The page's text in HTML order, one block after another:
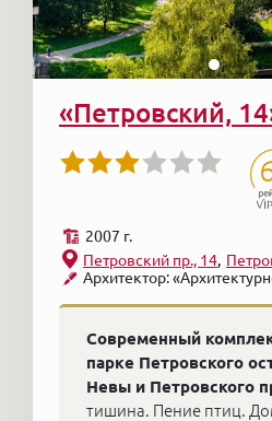
«Петровский,
2007 г.
Архитектор:
Петровский пр., 14
Современный
парке Петровского
Невы и Петровского
тишина. Пение птиц.